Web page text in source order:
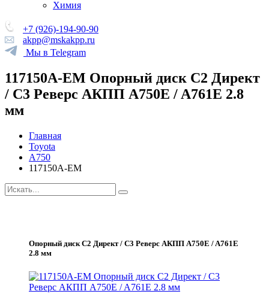
Химия
+7 (926)-194-90-90
akpp@mskakpp.ru
Мы в Telegram
117150A-EM Опорный диск С2 Директ
/ С3 Реверс АКПП A750E / A761E 2.8
мм
Главная
Toyota
A750
117150A-EM
Опорный диск С2 Директ / С3 Реверс АКПП A750E / A761E
2.8 мм